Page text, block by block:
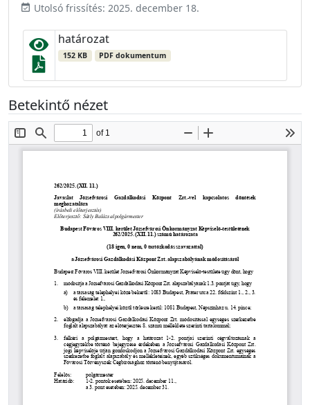
event_available Utolsó frissítés: 2025. december 18.
határozat
152 KB PDF dokumentum
Betekintő nézet